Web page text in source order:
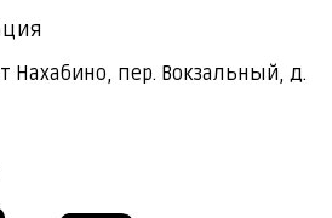
Нахабино, пер. Вокзальный, д.